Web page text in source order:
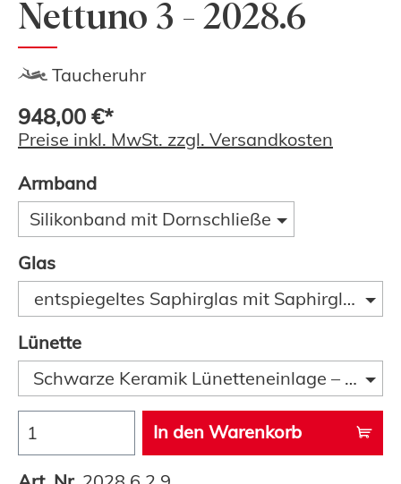
Nettuno 3 - 2028.6
Taucheruhr
948,00 €*
Preise inkl. MwSt. zzgl. Versandkosten
Armband
Silikonband mit Dornschließe
Glas
entspiegeltes Saphirglas mit Saphirglaslupe
Lünette
Schwarze Keramik Lünetteneinlage – Scala
In den Warenkorb